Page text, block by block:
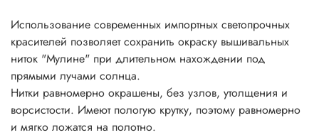
Использование современных импортных светопрочных
красителей позволяет сохранить окраску вышивальных
ниток "Мулине" при длительном нахождении под
прямыми лучами солнца.
Нитки равномерно окрашены, без узлов, утолщения и
ворсистости. Имеют пологую крутку, поэтому равномерно
и мягко ложатся на полотно.